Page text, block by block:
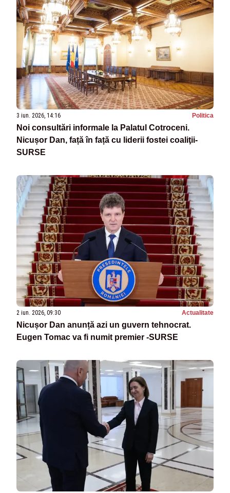
3 iun. 2026, 14:16 Politica
Noi consultări informale la Palatul Cotroceni.
Nicușor Dan, față în față cu liderii fostei coaliţii-
SURSE
2 iun. 2026, 09:30 Actualitate
Nicușor Dan anunță azi un guvern tehnocrat.
Eugen Tomac va fi numit premier -SURSE